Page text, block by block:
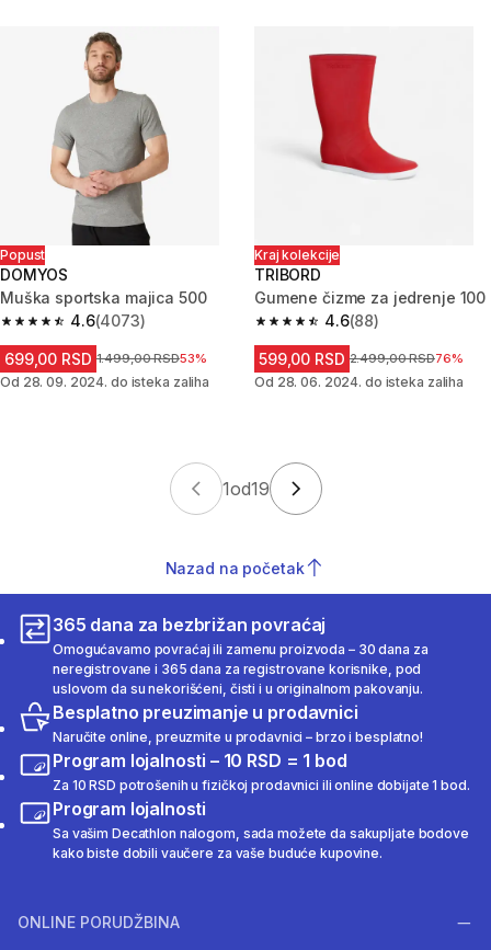
Popust
DOMYOS
Muška sportska majica 500
4.6
4.6 od 5 zvezdica from 4073 Recenzije
(4073)
699,00 RSD Cena pre sniženja
1.499,00 RSD53%
Od 28. 09. 2024. do isteka zaliha
Kraj kolekcije
TRIBORD
Gumene čizme za jedrenje 100
4.6
4.6 od 5 zvezdica from 88
(88)
599,00 RSD Cena pre sniženja
2.499,00 RSD76%
Od 28. 06. 2024. do isteka zaliha
1od19
Nazad na početak
365 dana za bezbrižan povraćaj
Omogućavamo povraćaj ili zamenu proizvoda – 30 dana za
neregistrovane i 365 dana za registrovane korisnike, pod
uslovom da su nekorišćeni, čisti i u originalnom pakovanju.
Besplatno preuzimanje u prodavnici
Naručite online, preuzmite u prodavnici – brzo i besplatno!
Program lojalnosti – 10 RSD = 1 bod
Za 10 RSD potrošenih u fizičkoj prodavnici ili online dobijate 1 bod.
Program lojalnosti
Sa vašim Decathlon nalogom, sada možete da sakupljate bodove
kako biste dobili vaučere za vaše buduće kupovine.
ONLINE PORUDŽBINA